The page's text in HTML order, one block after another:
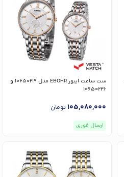
ست ساعت ایبور EBOHR مدل 10650219 و
10650226
105,080,000تومان
ارسال فوری